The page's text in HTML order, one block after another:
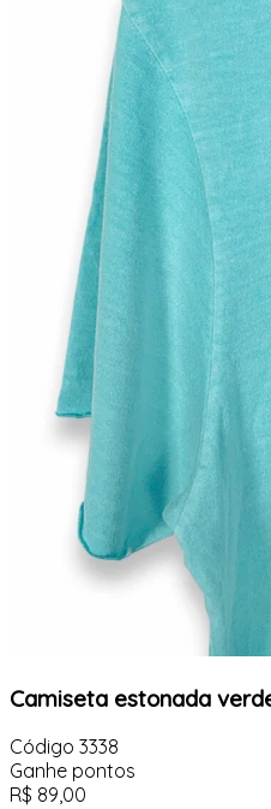
Camiseta estonada
Código 3338
Ganhe pontos
R$ 89,00